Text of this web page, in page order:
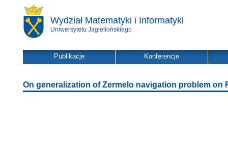
Wydział Matematyki i Informatyki
Uniwersytetu Jagiellońskiego
Publikacje Konferencje
On generalization of Zermelo navigation problem on